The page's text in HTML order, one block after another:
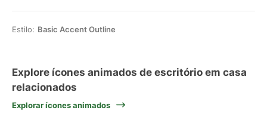
Estilo: Basic Accent Outline
Explore ícones animados de escritório em casa
relacionados
Explorar ícones animados